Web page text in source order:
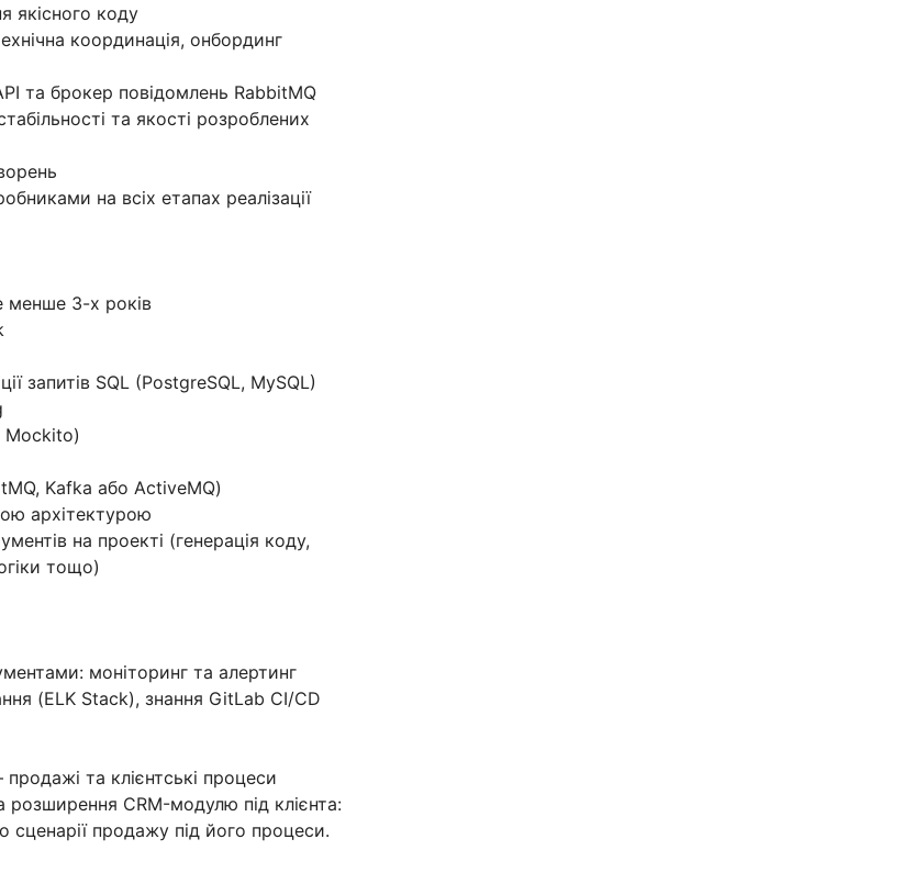
якісного коду
координація, онбординг
та брокер повідомлень RabbitMQ
та якості розроблених
на всіх етапах реалізації
менше 3-х років
запитів SQL (PostgreSQL, MySQL)
Mockito)
Kafka або ActiveMQ)
архітектурою
на проекті (генерація коду,
тощо)
моніторинг та алертинг
(ELK Stack), знання GitLab CI/CD
та клієнтські процеси
CRM-модулю під клієнта:
продажу під його процеси.